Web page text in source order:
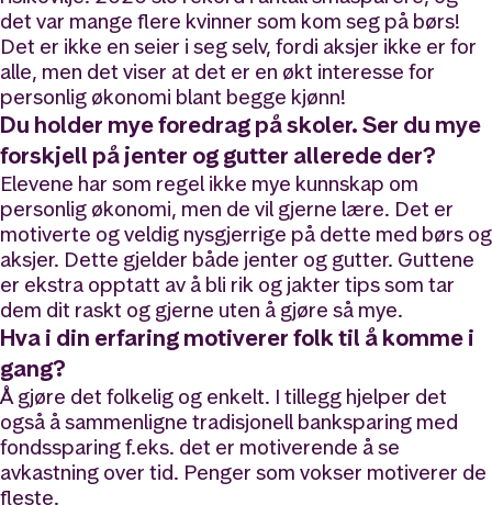
det var mange flere kvinner som kom seg på børs!
Det er ikke en seier i seg selv, fordi aksjer ikke er for
alle, men det viser at det er en økt interesse for
personlig økonomi blant begge kjønn!
Du holder mye foredrag på skoler. Ser du mye
forskjell på jenter og gutter allerede der?
Elevene har som regel ikke mye kunnskap om
personlig økonomi, men de vil gjerne lære. Det er
motiverte og veldig nysgjerrige på dette med børs og
aksjer. Dette gjelder både jenter og gutter. Guttene
er ekstra opptatt av å bli rik og jakter tips som tar
dem dit raskt og gjerne uten å gjøre så mye.
Hva i din erfaring motiverer folk til å komme i
gang?
Å gjøre det folkelig og enkelt. I tillegg hjelper det
også å sammenligne tradisjonell banksparing med
fondssparing f.eks. det er motiverende å se
avkastning over tid. Penger som vokser motiverer de
fleste.